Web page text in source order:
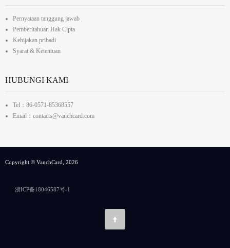
Pernyataan tanggung jawab
Pemberitahuan Hak Cipta
Kebijakan pribadi
Syarat & Ketentuan
HUBUNGI KAMI
Tel：86-0571-85368557
Email：contacts@vanchcard.com
Copyright © VanchCard, 2026
浙ICP备18046587号-1